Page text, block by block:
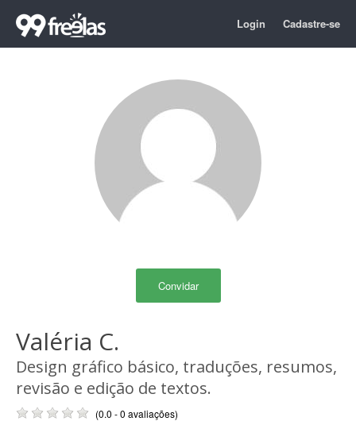
Login Cadastre-se
Convidar
Valéria C.
Design gráfico básico, traduções, resumos,
revisão e edição de textos.
(0.0 - 0 avaliações)